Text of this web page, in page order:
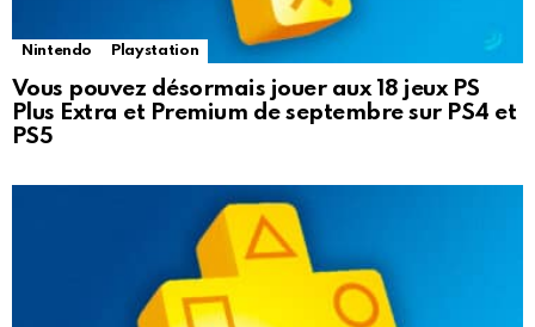
Nintendo Playstation
Vous pouvez désormais jouer aux 18 jeux PS
Plus Extra et Premium de septembre sur PS4 et
PS5